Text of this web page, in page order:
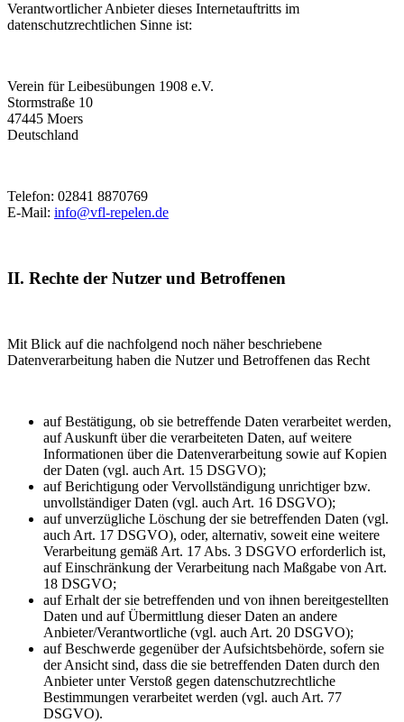
Verantwortlicher Anbieter dieses Internetauftritts im
datenschutzrechtlichen Sinne ist:
Verein für Leibesübungen 1908 e.V.
Stormstraße 10
47445 Moers
Deutschland
Telefon: 02841 8870769
E-Mail: info@vfl-repelen.de
II. Rechte der Nutzer und Betroffenen
Mit Blick auf die nachfolgend noch näher beschriebene
Datenverarbeitung haben die Nutzer und Betroffenen das Recht
auf Bestätigung, ob sie betreffende Daten verarbeitet werden,
auf Auskunft über die verarbeiteten Daten, auf weitere
Informationen über die Datenverarbeitung sowie auf Kopien
der Daten (vgl. auch Art. 15 DSGVO);
auf Berichtigung oder Vervollständigung unrichtiger bzw.
unvollständiger Daten (vgl. auch Art. 16 DSGVO);
auf unverzügliche Löschung der sie betreffenden Daten (vgl.
auch Art. 17 DSGVO), oder, alternativ, soweit eine weitere
Verarbeitung gemäß Art. 17 Abs. 3 DSGVO erforderlich ist,
auf Einschränkung der Verarbeitung nach Maßgabe von Art.
18 DSGVO;
auf Erhalt der sie betreffenden und von ihnen bereitgestellten
Daten und auf Übermittlung dieser Daten an andere
Anbieter/Verantwortliche (vgl. auch Art. 20 DSGVO);
auf Beschwerde gegenüber der Aufsichtsbehörde, sofern sie
der Ansicht sind, dass die sie betreffenden Daten durch den
Anbieter unter Verstoß gegen datenschutzrechtliche
Bestimmungen verarbeitet werden (vgl. auch Art. 77
DSGVO).